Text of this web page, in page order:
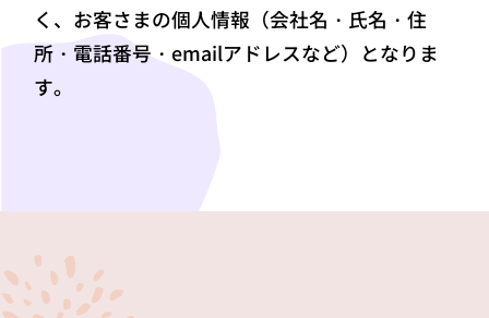
く、お客さまの個人情報（会社名・氏名・住
所・電話番号・emailアドレスなど）となりま
す。